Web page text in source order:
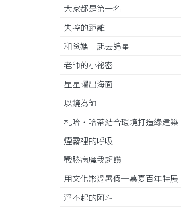
大家都是第一名
失控的距離
和爸媽一起去追星
老師的小祕密
星星躍出海面
以鏡為師
札哈‧哈蒂結合環境打造綠建築
煙霧裡的呼吸
戰勝病魔我超讚
用文化幣過暑假─慕夏百年特展
浮不起的阿斗